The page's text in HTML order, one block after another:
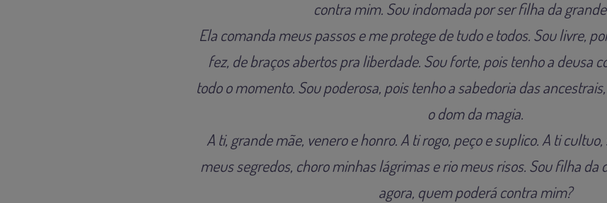
contra mim. Sou indomada por ser filha da
Ela comanda meus passos e me protege de tudo e todos. Sou livre,
fez, de braços abertos pra liberdade. Sou forte, pois tenho a deusa
todo o momento. Sou poderosa, pois tenho a sabedoria das
o dom da magia.
A ti, grande mãe, venero e honro. A ti rogo, peço e suplico. A ti
meus segredos, choro minhas lágrimas e rio meus risos. Sou filha da
agora, quem poderá contra mim?